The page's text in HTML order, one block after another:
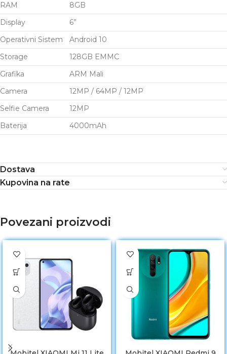
RAM
8GB
Display
6”
Operativni Sistem
Android 10
Storage
128GB EMMC
Grafika
ARM Mali
Camera
12MP / 64MP / 12MP
Selfie Camera
12MP
Baterija
4000mAh
Dostava
Kupovina na rate
Povezani proizvodi